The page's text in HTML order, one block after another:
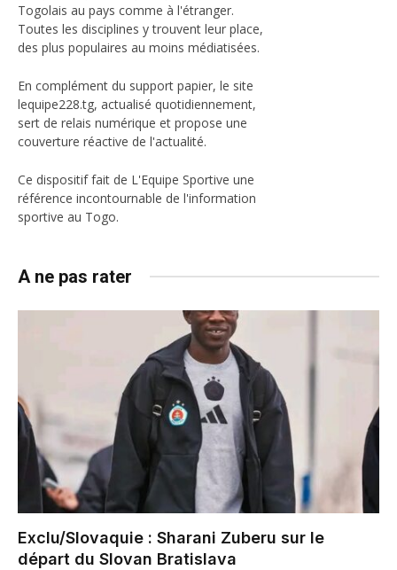
Togolais au pays comme à l'étranger.
Toutes les disciplines y trouvent leur place,
des plus populaires au moins médiatisées.
En complément du support papier, le site
lequipe228.tg, actualisé quotidiennement,
sert de relais numérique et propose une
couverture réactive de l'actualité.
Ce dispositif fait de L'Equipe Sportive une
référence incontournable de l'information
sportive au Togo.
A ne pas rater
Exclu/Slovaquie : Sharani Zuberu sur le
départ du Slovan Bratislava